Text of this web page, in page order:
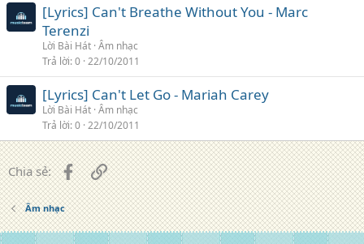
[Lyrics] Can't Breathe Without You - Marc
Terenzi
Lời Bài Hát Âm nhạc
Trả lời 0 22/10/2011
[Lyrics] Can't Let Go - Mariah Carey
Lời Bài Hát Âm nhạc
Trả lời 0 22/10/2011
Chia sẻ: FacebookLiên kết
Âm nhạc